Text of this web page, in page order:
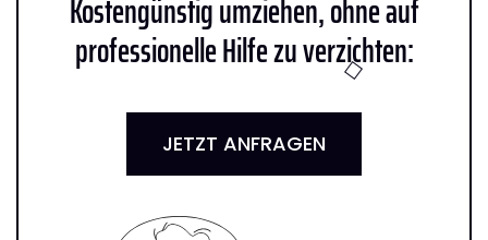
Kostengünstig umziehen, ohne auf
professionelle Hilfe zu verzichten:
JETZT ANFRAGEN